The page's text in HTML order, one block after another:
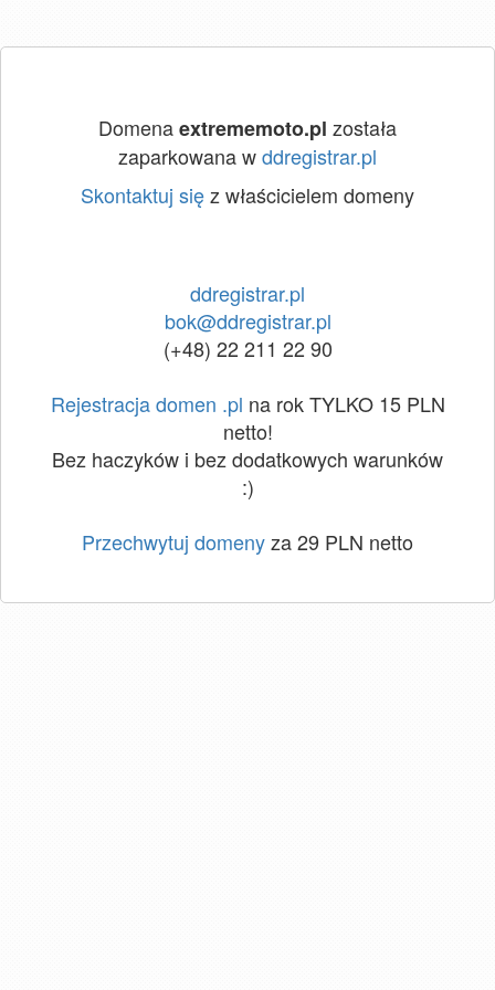
Domenaextrememoto.pl została
zaparkowana wddregistrar.pl
Skontaktuj sięz właścicielem domeny
ddregistrar.pl
bok@ddregistrar.pl
(+48) 22 211 22 90
Rejestracja domen .pl na rok TYLKO 15 PLN
netto!
Bez haczyków i bez dodatkowych warunków
:)
Przechwytuj domenyza 29 PLN netto